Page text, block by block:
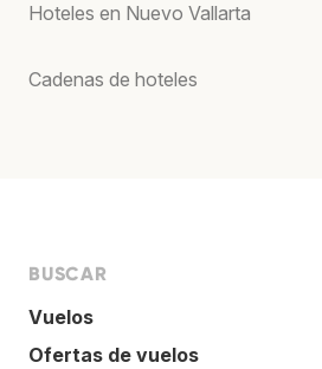
Hoteles en Nuevo Vallarta
Cadenas de hoteles
BUSCAR
Vuelos
Ofertas de vuelos